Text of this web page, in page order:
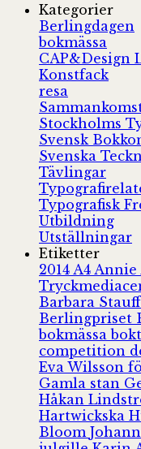
Kategorier
Berlingdagen
bokmässa
CAP&Design
Konstfack
resa
Stockholms
Svensk
Svenska
Tävlingar
Typografisk
Utbildning
Utställningar
Etiketter
2014 A4 Annie
Barbara
Berlingpriset
bokmässa
competition
Eva Wilsson
Gamla stan
Håkan
Hartwickska
Bloom